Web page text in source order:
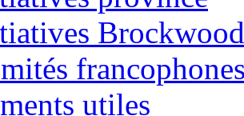
Brockwood
utiles